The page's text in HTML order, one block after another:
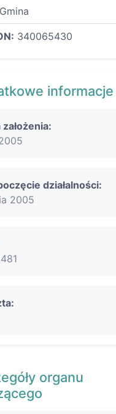
Gmina
340065430
informacje
założenia:
działalności:
2005
organu